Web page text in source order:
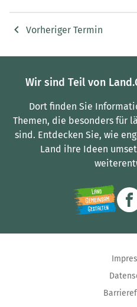
Vorheriger Termin
Wir sind Teil von
Dort finden Sie
Themen, die besonders für
sind. Entdecken Sie, wie
Land ihre Ideen